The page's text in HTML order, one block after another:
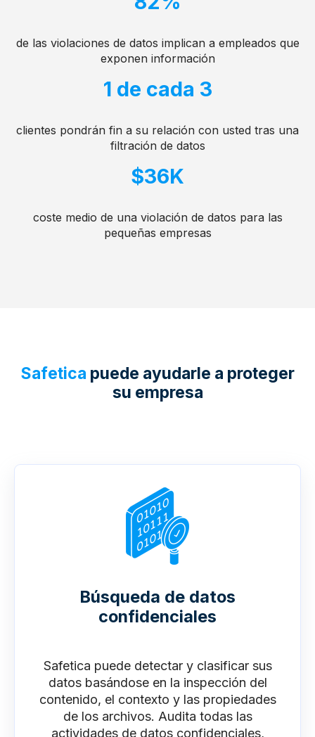
de las violaciones de datos implican a empleados que
exponen información
1 de cada 3
clientes pondrán fin a su relación con usted tras una
filtración de datos
$36K
coste medio de una violación de datos para las
pequeñas empresas
Safetica puede ayudarle a proteger
su empresa
Búsqueda de datos
confidenciales
Safetica puede detectar y clasificar sus
datos basándose en la inspección del
contenido, el contexto y las propiedades
de los archivos. Audita todas las
actividades de datos confidenciales,